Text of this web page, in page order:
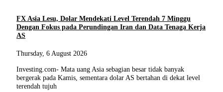
FX Asia Lesu, Dolar Mendekati Level Terendah 7 Minggu
Dengan Fokus pada Perundingan Iran dan Data Tenaga Kerja
AS
Thursday, 6 August 2026
Investing.com- Mata uang Asia sebagian besar tidak banyak
bergerak pada Kamis, sementara dolar AS bertahan di dekat level
terendah tujuh